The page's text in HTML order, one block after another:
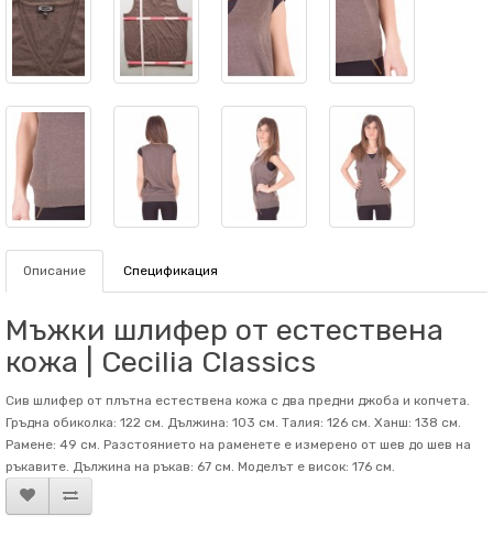
Описание Спецификация
Мъжки шлифер от естествена
кожа | Cecilia Classics
Сив шлифер от плътна естествена кожа с два предни джоба и копчета.
Гръдна обиколка: 122 см. Дължина: 103 см. Талия: 126 см. Ханш: 138 см.
Рамене: 49 см. Разстоянието на раменете е измерено от шев до шев на
ръкавите. Дължина на ръкав: 67 см. Mоделът е висок: 176 см.